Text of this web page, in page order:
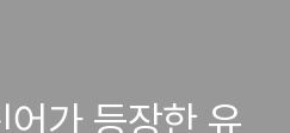
가 등장한 유